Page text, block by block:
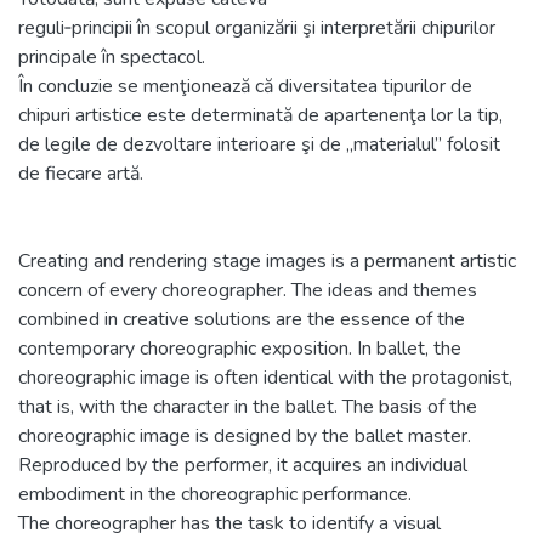
reguli‑principii în scopul organizării şi interpretării chipurilor
principale în spectacol.
În concluzie se menţionează că diversitatea tipurilor de
chipuri artistice este determinată de apartenenţa lor la tip,
de legile de dezvoltare interioare şi de „materialul” folosit
de fiecare artă.
Creating and rendering stage images is a permanent artistic
concern of every choreographer. The ideas and themes
combined in creative solutions are the essence of the
contemporary choreographic exposition. In ballet, the
choreographic image is often identical with the protagonist,
that is, with the character in the ballet. The basis of the
choreographic image is designed by the ballet master.
Reproduced by the performer, it acquires an individual
embodiment in the choreographic performance.
The choreographer has the task to identify a visual